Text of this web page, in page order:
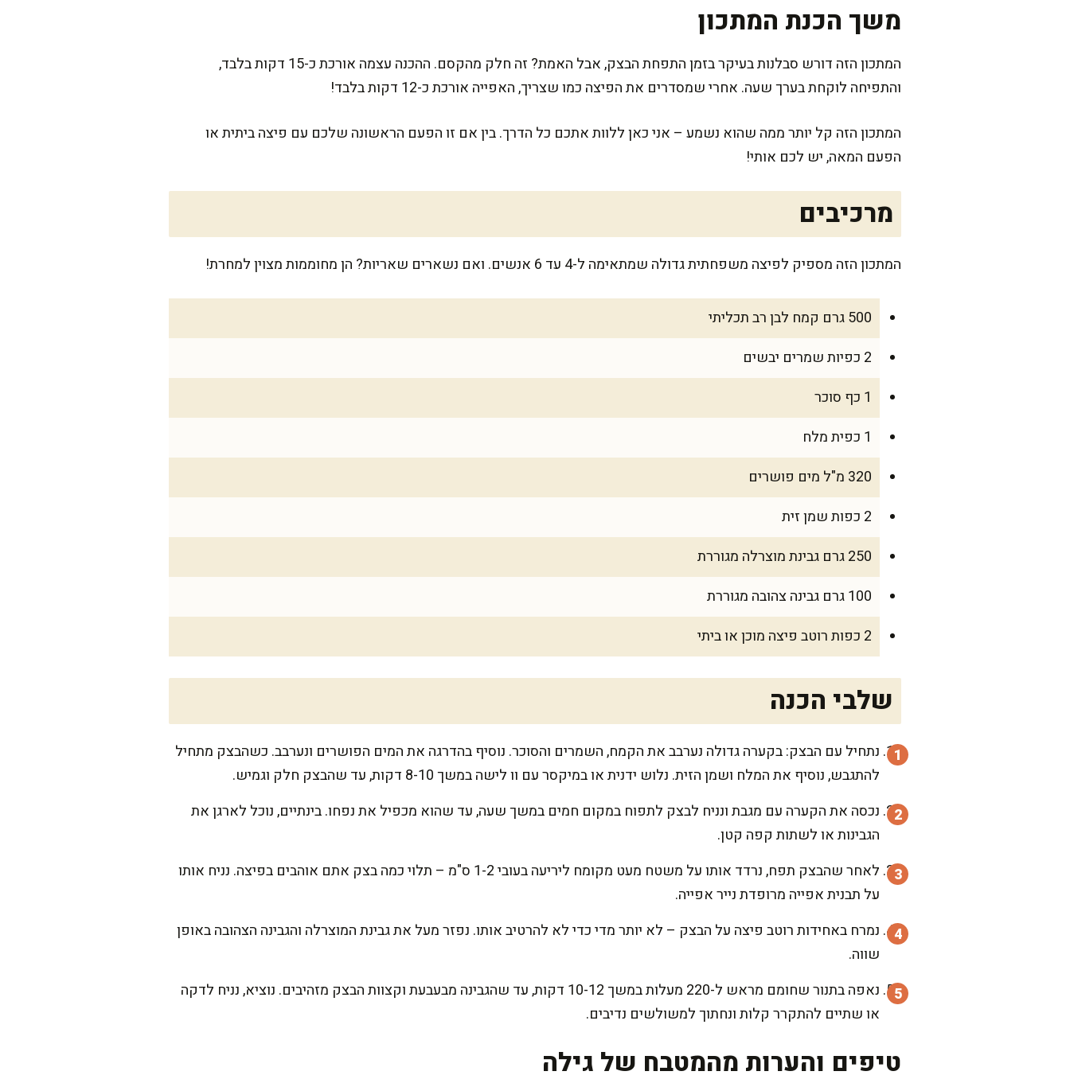
משך הכנת המתכון
המתכון הזה דורש סבלנות בעיקר בזמן התפחת הבצק, אבל האמת? זה חלק מהקסם. ההכנה עצמה אורכת כ-15 דקות בלבד,
והתפיחה לוקחת בערך שעה. אחרי שמסדרים את הפיצה כמו שצריך, האפייה אורכת כ-12 דקות בלבד!
המתכון הזה קל יותר ממה שהוא נשמע – אני כאן ללוות אתכם כל הדרך. בין אם זו הפעם הראשונה שלכם עם פיצה ביתית או
הפעם המאה, יש לכם אותי!
מרכיבים
המתכון הזה מספיק לפיצה משפחתית גדולה שמתאימה ל-4 עד 6 אנשים. ואם נשארים שאריות? הן מחוממות מצוין למחרת!
500 גרם קמח לבן רב תכליתי
2 כפיות שמרים יבשים
1 כף סוכר
1 כפית מלח
320 מ"ל מים פושרים
2 כפות שמן זית
250 גרם גבינת מוצרלה מגוררת
100 גרם גבינה צהובה מגוררת
2 כפות רוטב פיצה מוכן או ביתי
שלבי הכנה
נתחיל עם הבצק: בקערה גדולה נערבב את הקמח, השמרים והסוכר. נוסיף בהדרגה את המים הפושרים ונערבב. כשהבצק מתחיל
להתגבש, נוסיף את המלח ושמן הזית. נלוש ידנית או במיקסר עם וו לישה במשך 8-10 דקות, עד שהבצק חלק וגמיש.
נכסה את הקערה עם מגבת ונניח לבצק לתפוח במקום חמים במשך שעה, עד שהוא מכפיל את נפחו. בינתיים, נוכל לארגן את
הגבינות או לשתות קפה קטן.
לאחר שהבצק תפח, נרדד אותו על משטח מעט מקומח ליריעה בעובי 1-2 ס"מ – תלוי כמה בצק אתם אוהבים בפיצה. נניח אותו
על תבנית אפייה מרופדת נייר אפייה.
נמרח באחידות רוטב פיצה על הבצק – לא יותר מדי כדי לא להרטיב אותו. נפזר מעל את גבינת המוצרלה והגבינה הצהובה באופן
שווה.
נאפה בתנור שחומם מראש ל-220 מעלות במשך 10-12 דקות, עד שהגבינה מבעבעת וקצוות הבצק מזהיבים. נוציא, נניח לדקה
או שתיים להתקרר קלות ונחתוך למשולשים נדיבים.
טיפים והערות מהמטבח של גילה